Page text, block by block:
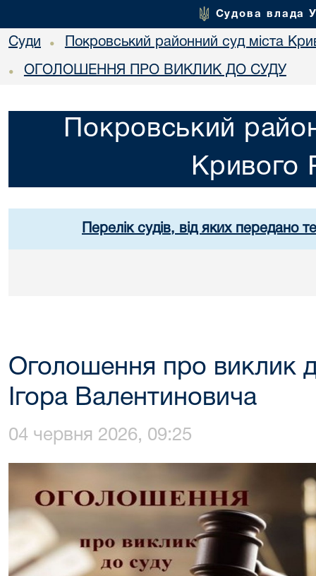
Судова влада
Суди • Покровський районний суд міста
• ОГОЛОШЕННЯ ПРО ВИКЛИК ДО СУДУ
Покровський
Кривого
Перелік судів, від яких передано
Оголошення про виклик
Ігора Валентиновича
04 червня 2026, 09:25